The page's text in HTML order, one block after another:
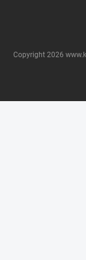
Copyright 2026